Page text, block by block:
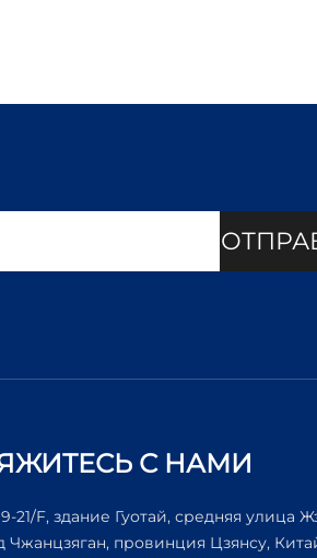
С НАМИ
21/F, здание Гуотай, средняя улица
Чжанцзяган, провинция Цзянсу,